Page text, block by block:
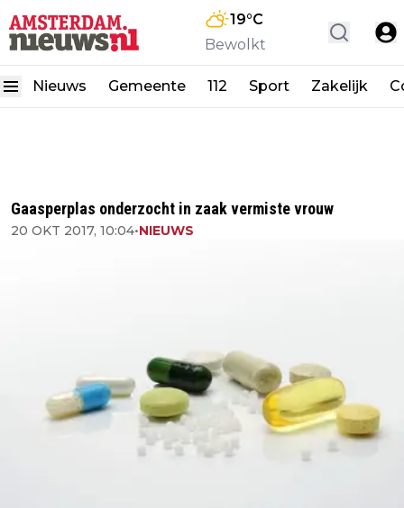
19°C
Bewolkt
Nieuws Gemeente 112 Sport Zakelijk
Gaasperplas onderzocht in zaak vermiste vrouw
20 OKT 2017, 10:04•NIEUWS